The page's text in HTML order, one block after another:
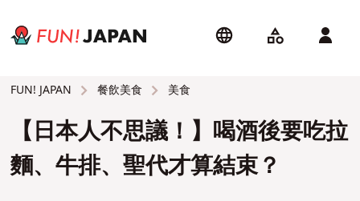
FUN! JAPAN 餐飲美食 美食
【日本人不思議！】喝酒後要吃拉
麵、牛排、聖代才算結束？